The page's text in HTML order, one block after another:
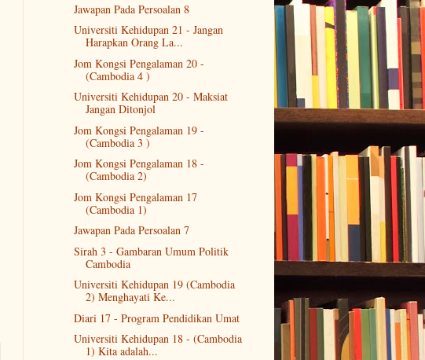
Jawapan Pada Persoalan 8
Universiti Kehidupan 21 - Jangan
Harapkan Orang La...
Jom Kongsi Pengalaman 20 -
(Cambodia 4 )
Universiti Kehidupan 20 - Maksiat
Jangan Ditonjol
Jom Kongsi Pengalaman 19 -
(Cambodia 3 )
Jom Kongsi Pengalaman 18 -
(Cambodia 2)
Jom Kongsi Pengalaman 17
(Cambodia 1)
Jawapan Pada Persoalan 7
Sirah 3 - Gambaran Umum Politik
Cambodia
Universiti Kehidupan 19 (Cambodia
2) Menghayati Ke...
Diari 17 - Program Pendidikan Umat
Universiti Kehidupan 18 - (Cambodia
1) Kita adalah...